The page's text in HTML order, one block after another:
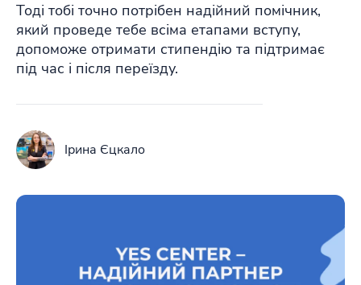
Тоді тобі точно потрібен надійний помічник,
який проведе тебе всіма етапами вступу,
допоможе отримати стипендію та підтримає
під час і після переїзду.
Ірина Єцкало